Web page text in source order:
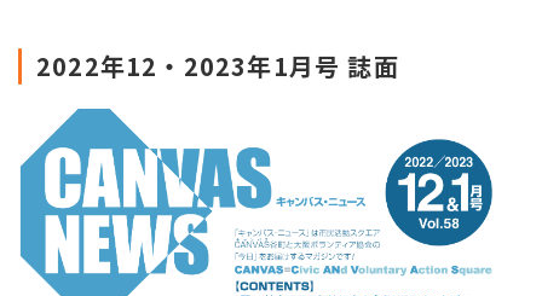
2022年12・2023年1月号 誌面